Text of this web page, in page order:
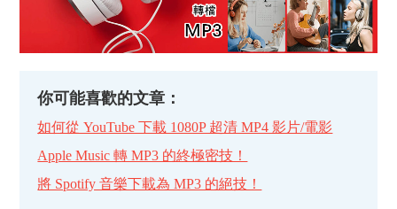
你可能喜歡的文章：
如何從 YouTube 下載 1080P 超清 MP4 影片/電影
Apple Music 轉 MP3 的終極密技！
將 Spotify 音樂下載為 MP3 的絕技！